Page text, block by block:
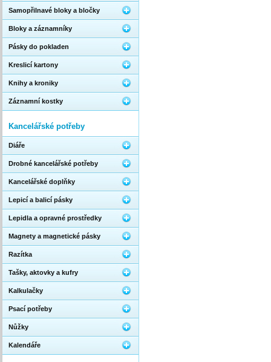
Samopřilnavé bloky a bločky
Bloky a záznamníky
Pásky do pokladen
Kreslicí kartony
Knihy a kroniky
Záznamní kostky
Kancelářské potřeby
Diáře
Drobné kancelářské potřeby
Kancelářské doplňky
Lepicí a balicí pásky
Lepidla a opravné prostředky
Magnety a magnetické pásky
Razítka
Tašky, aktovky a kufry
Kalkulačky
Psací potřeby
Nůžky
Kalendáře